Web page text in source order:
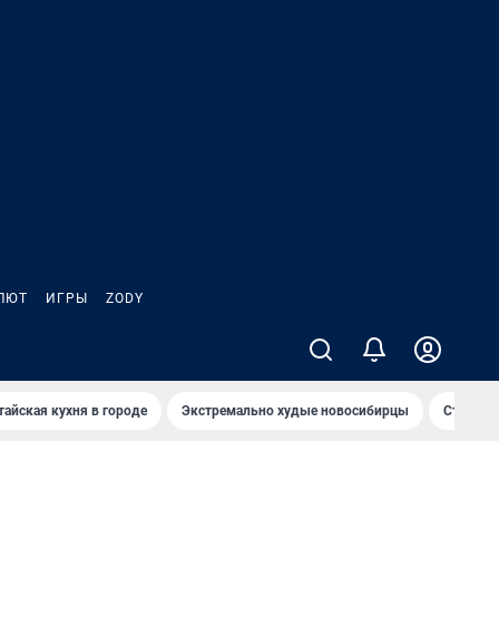
ИГРЫ ZODY
кухня в городе Экстремально худые новосибирцы Старт